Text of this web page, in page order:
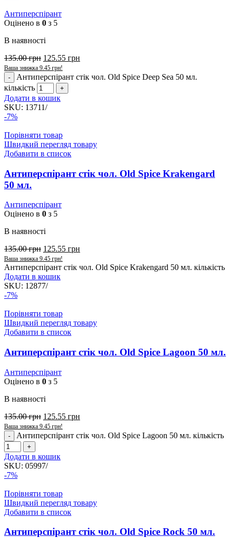
Антиперспірант
Оцінено в 0 з 5
В наявності
135.00грн 125.55 грн
Ваша знижка 9.45 грн!
Антиперспірант стік чол. Old Spice Deep Sea 50 мл.
кількість
Додати в кошик
SKU: 13711/
-7%
Порівняти товар
Швидкий перегляд товару
Добавити в список
Антиперспірант стік чол. Old Spice Krakengard
50 мл.
Антиперспірант
Оцінено в 0 з 5
В наявності
135.00грн 125.55 грн
Ваша знижка 9.45 грн!
Антиперспірант стік чол. Old Spice Krakengard 50 мл. кількість
Додати в кошик
SKU: 12877/
-7%
Порівняти товар
Швидкий перегляд товару
Добавити в список
Антиперспірант стік чол. Old Spice Lagoon 50 мл.
Антиперспірант
Оцінено в 0 з 5
В наявності
135.00грн 125.55 грн
Ваша знижка 9.45 грн!
Антиперспірант стік чол. Old Spice Lagoon 50 мл. кількість
Додати в кошик
SKU: 05997/
-7%
Порівняти товар
Швидкий перегляд товару
Добавити в список
Антиперспірант стік чол. Old Spice Rock 50 мл.